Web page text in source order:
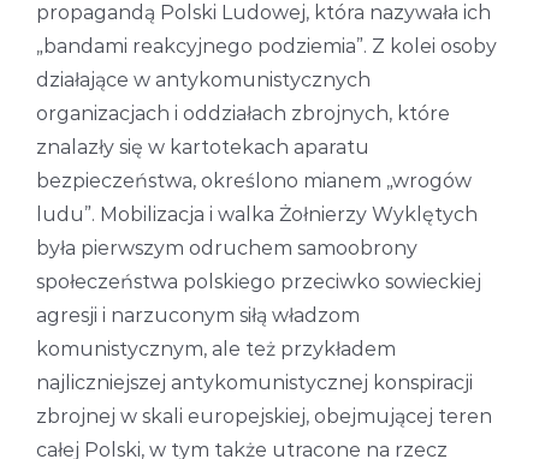
propagandą Polski Ludowej, która nazywała ich
„bandami reakcyjnego podziemia”. Z kolei osoby
działające w antykomunistycznych
organizacjach i oddziałach zbrojnych, które
znalazły się w kartotekach aparatu
bezpieczeństwa, określono mianem „wrogów
ludu”. Mobilizacja i walka Żołnierzy Wyklętych
była pierwszym odruchem samoobrony
społeczeństwa polskiego przeciwko sowieckiej
agresji i narzuconym siłą władzom
komunistycznym, ale też przykładem
najliczniejszej antykomunistycznej konspiracji
zbrojnej w skali europejskiej, obejmującej teren
całej Polski, w tym także utracone na rzecz